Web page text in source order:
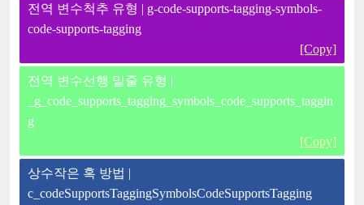
전역 변수척추 유형 | g-code-supports-tagging-symbols-
code-supports-tagging
[Copy]
전역 변수선행 밑줄 유형 |
_g_code_supports_tagging_symbols_code_supports_taggin
g
[Copy]
상수작은 혹 방법 |
c_codeSupportsTaggingSymbolsCodeSupportsTagging